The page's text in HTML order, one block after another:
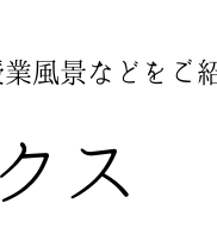
業風景などをご
ス